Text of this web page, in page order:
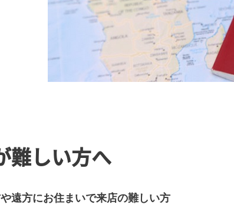
難しい方へ
遠方にお住まいで来店の難しい方